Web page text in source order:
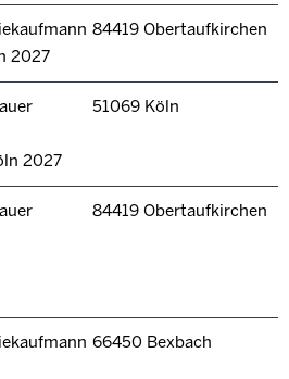
2027
84419 Obertaufkirchen
2027
51069 Köln
84419 Obertaufkirchen
66450 Bexbach